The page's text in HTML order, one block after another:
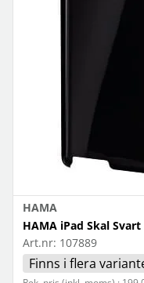
HAMA
HAMA iPad Skal Svart
Art.nr: 107889
Finns i flera